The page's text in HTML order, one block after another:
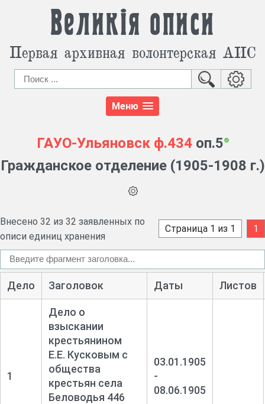
Великія описи
Первая архивная волонтерская АИС
Меню
ГАУО-Ульяновск ф.434оп.5
Гражданское отделение (1905-1908 г.)
Внесено 32 из 32 заявленных по
описи единиц хранения
Страница 1 из 1 1
Дело Заголовок Даты Листов
1
Дело о
взыскании
крестьянином
Е.Е. Кусковым с
общества
крестьян села
Беловодья 446
03.01.1905
-
08.06.1905